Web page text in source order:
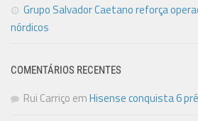
Grupo Salvador Caetano reforça
nórdicos
COMENTÁRIOS RECENTES
Rui Carriço emHisense conquista 6